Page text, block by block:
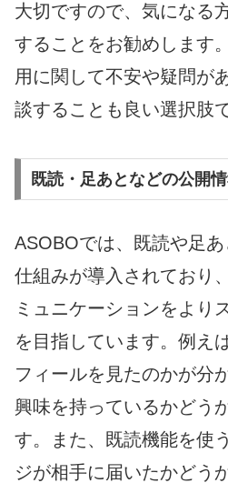
大切ですので、気になる
することをお勧めします
用に関して不安や疑問が
談することも良い選択肢で
既読・足あとなどの公開
ASOBOでは、既読や足
仕組みが導入されており
ミュニケーションをより
を目指しています。例え
フィールを見たのかが分
興味を持っているかどう
す。また、既読機能を使
ジが相手に届いたかどう